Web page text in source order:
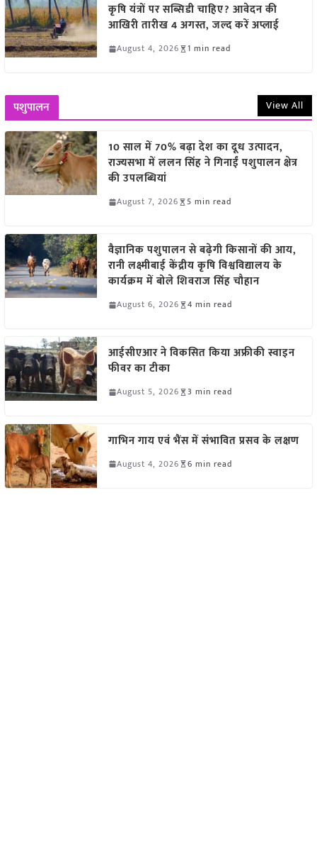
कृषि यंत्रों पर सब्सिडी चाहिए? आवेदन की
आखिरी तारीख 4 अगस्त, जल्द करें अप्लाई
August 4, 2026 1 min read
पशुपालन View All
10 साल में 70% बढ़ा देश का दूध उत्पादन,
राज्यसभा में ललन सिंह ने गिनाईं पशुपालन क्षेत्र
की उपलब्धियां
August 7, 2026 5 min read
वैज्ञानिक पशुपालन से बढ़ेगी किसानों की आय,
रानी लक्ष्मीबाई केंद्रीय कृषि विश्वविद्यालय के
कार्यक्रम में बोले शिवराज सिंह चौहान
August 6, 2026 4 min read
आईसीएआर ने विकसित किया अफ्रीकी स्वाइन
फीवर का टीका
August 5, 2026 3 min read
गाभिन गाय एवं भैंस में संभावित प्रसव के लक्षण
August 4, 2026 6 min read